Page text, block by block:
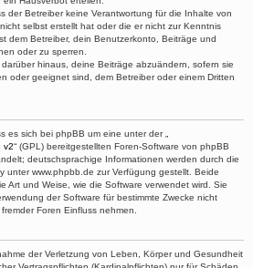
der Betreiber keine Verantwortung für die Inhalte von
selbst erstellt hat oder die er nicht zur Kenntnis
dem Betreiber, dein Benutzerkonto, Beiträge und
oder zu sperren.
hinaus, deine Beiträge abzuändern, sofern sie
oder geeignet sind, dem Betreiber oder einem Dritten
es sich bei phpBB um eine unter der „
v2“ (GPL) bereitgestellten Foren-Software von phpBB
deutschsprachige Informationen werden durch die
unter www.phpbb.de zur Verfügung gestellt. Beide
Art und Weise, wie die Software verwendet wird. Sie
der Software für bestimmte Zwecke nicht
Foren Einfluss nehmen.
der Verletzung von Leben, Körper und Gesundheit